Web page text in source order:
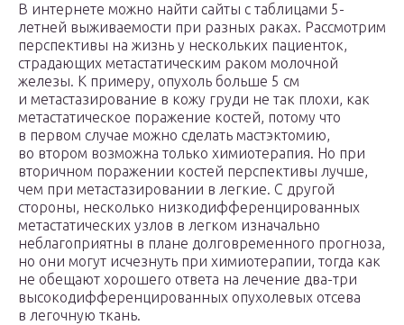
В интернете можно найти сайты с таблицами 5-
летней выживаемости при разных раках. Рассмотрим
перспективы на жизнь у нескольких пациенток,
страдающих метастатическим раком молочной
железы. К примеру, опухоль больше 5 см
и метастазирование в кожу груди не так плохи, как
метастатическое поражение костей, потому что
в первом случае можно сделать мастэктомию,
во втором возможна только химиотерапия. Но при
вторичном поражении костей перспективы лучше,
чем при метастазировании в легкие. С другой
стороны, несколько низкодифференцированных
метастатических узлов в легком изначально
неблагоприятны в плане долговременного прогноза,
но они могут исчезнуть при химиотерапии, тогда как
не обещают хорошего ответа на лечение два-три
высокодифференцированных опухолевых отсева
в легочную ткань.